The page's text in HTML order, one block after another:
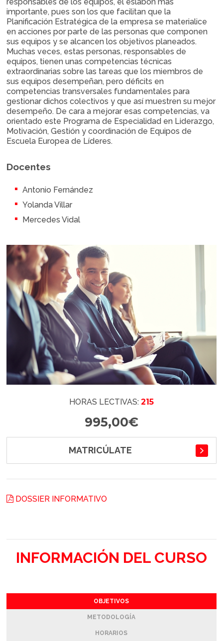
importante, pues son los que facilitan que la
Planificación Estratégica de la empresa se materialice
en acciones por parte de las personas que componen
sus equipos y se alcancen los objetivos planeados.
Muchas veces, estas personas, responsables de
equipos, tienen unas competencias técnicas
extraordinarias sobre las tareas que los miembros de
sus equipos desempeñan, pero déficits en
competencias transversales fundamentales para
gestionar dichos colectivos y que así muestren su mejor
desempeño. De cara a mejorar esas competencias, va
orientado este Programa de Especialidad en Liderazgo,
Motivación, Gestión y coordinación de Equipos de
Escuela Europea de Líderes.
Docentes
Antonio Fernández
Yolanda Villar
Mercedes Vidal
HORAS LECTIVAS: 215
995,00€
MATRICÚLATE
DOSSIER INFORMATIVO
INFORMACIÓN DEL CURSO
OBJETIVOS
METODOLOGÍA
HORARIOS